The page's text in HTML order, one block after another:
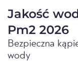
Jakość
Pm2 2026
Bezpieczna
wody